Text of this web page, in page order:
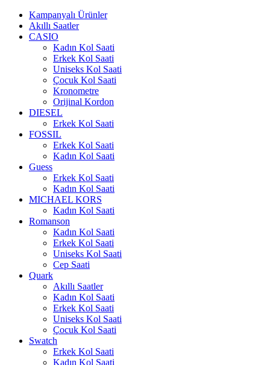
Kampanyalı Ürünler
Akıllı Saatler
CASIO
Kadın Kol Saati
Erkek Kol Saati
Uniseks Kol Saati
Çocuk Kol Saati
Kronometre
Orijinal Kordon
DIESEL
Erkek Kol Saati
FOSSIL
Erkek Kol Saati
Kadın Kol Saati
Guess
Erkek Kol Saati
Kadın Kol Saati
MICHAEL KORS
Kadın Kol Saati
Romanson
Kadın Kol Saati
Erkek Kol Saati
Uniseks Kol Saati
Cep Saati
Quark
Akıllı Saatler
Kadın Kol Saati
Erkek Kol Saati
Uniseks Kol Saati
Çocuk Kol Saati
Swatch
Erkek Kol Saati
Kadın Kol Saati